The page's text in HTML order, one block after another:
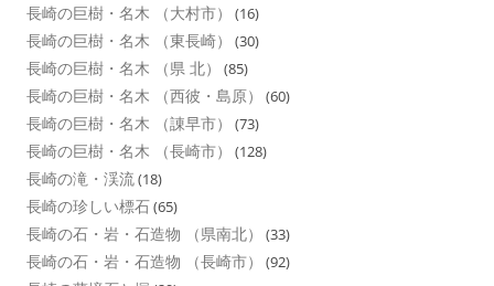
長崎の巨樹・名木 （大村市） (16)
長崎の巨樹・名木 （東長崎） (30)
長崎の巨樹・名木 （県 北） (85)
長崎の巨樹・名木 （西彼・島原） (60)
長崎の巨樹・名木 （諌早市） (73)
長崎の巨樹・名木 （長崎市） (128)
長崎の滝・渓流(18)
長崎の珍しい標石(65)
長崎の石・岩・石造物 （県南北） (33)
長崎の石・岩・石造物 （長崎市） (92)